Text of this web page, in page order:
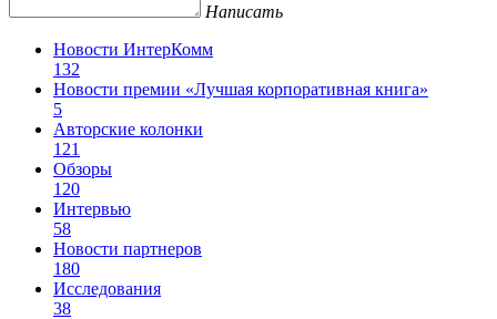
Написать
Новости ИнтерКомм
132
Новости премии «Лучшая корпоративная книга»
5
Авторские колонки
121
Обзоры
120
Интервью
58
Новости партнеров
180
Исследования
38